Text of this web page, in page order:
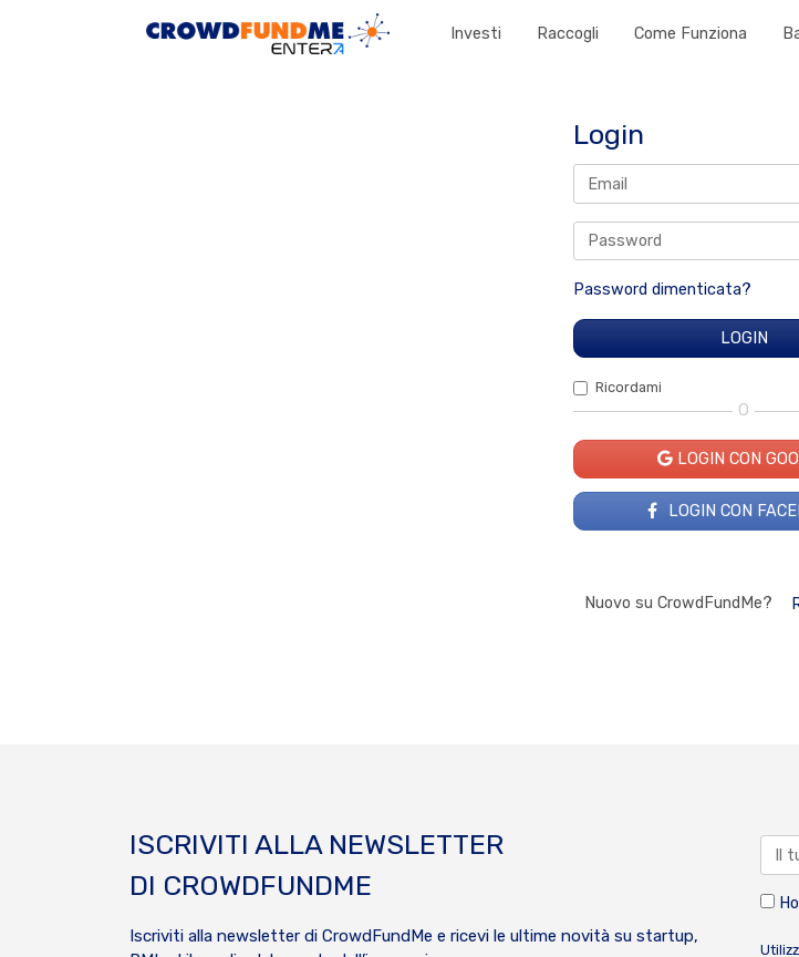
Investi Raccogli Come Funziona
Login
Password dimenticata?
Ricordami
O
LOGIN CON
LOGIN CON
Nuovo su CrowdFundMe?
ISCRIVITI ALLA NEWSLETTER
DI CROWDFUNDME
Iscriviti alla newsletter di CrowdFundMe e ricevi le ultime novità su startup,